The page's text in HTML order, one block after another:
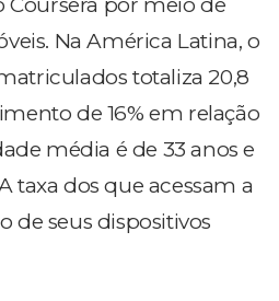
Na América Latina, o
totaliza 20,8
de 16% em relação
média é de 33 anos e
taxa dos que acessam a
de seus dispositivos